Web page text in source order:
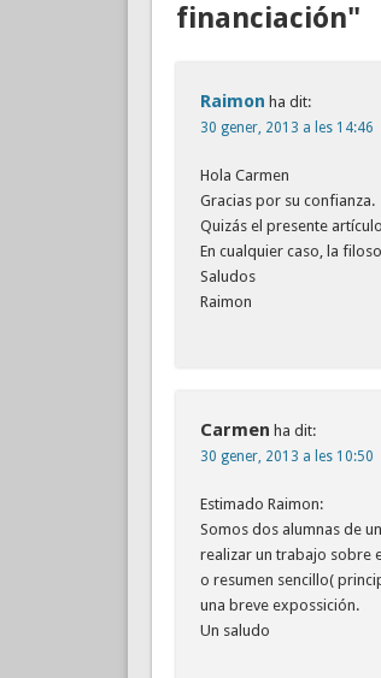
financiación"
Raimon ha dit:
30 gener, 2013 a les 14:46
Hola Carmen
Gracias por su confianza.
Quizás el presente
En cualquier caso, la
Saludos
Raimon
Carmen ha dit:
30 gener, 2013 a les 10:50
Estimado Raimon:
Somos dos alumnas de
realizar un trabajo sobre
o resumen sencillo(
una breve expossición.
Un saludo